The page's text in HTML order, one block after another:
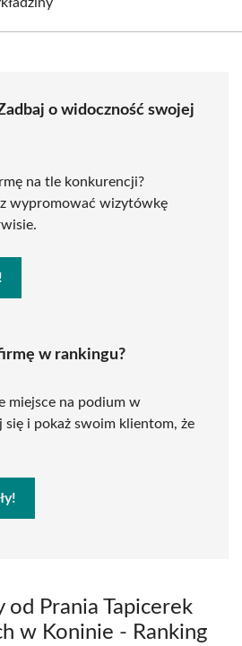
o widoczność swojej
na tle konkurencji?
wypromować wizytówkę
w rankingu?
miejsce na podium w
się i pokaż swoim klientom, że
od Prania Tapicerek
w Koninie - Ranking